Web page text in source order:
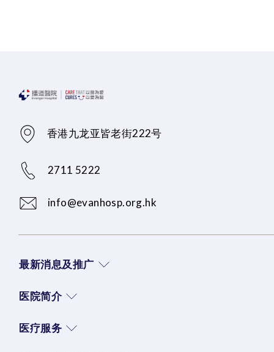
香港九龙亚皆老街222号
2711 5222
info@evanhosp.org.hk
最新消息及推广
医院简介
医疗服务